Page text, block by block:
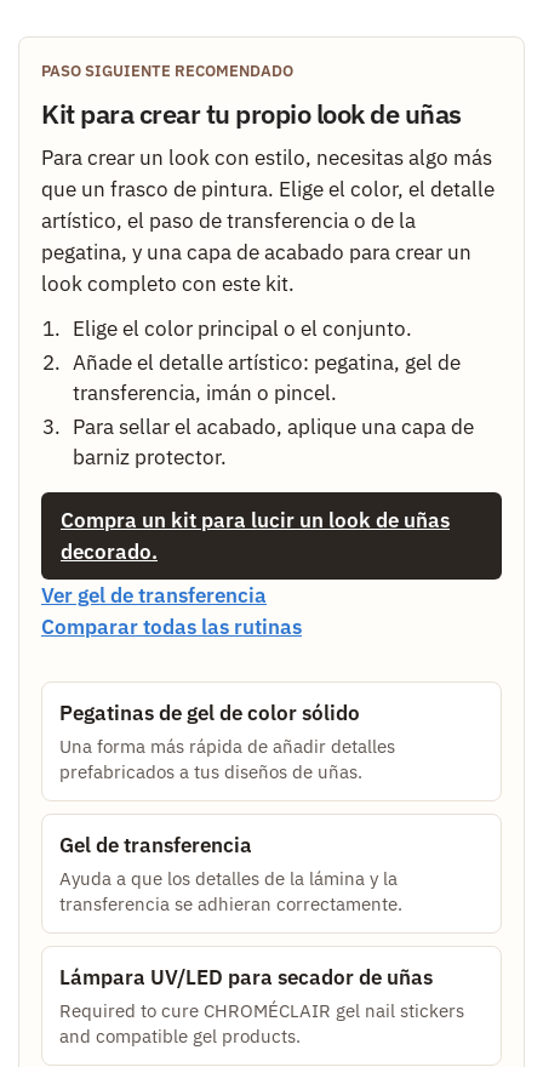
PASO SIGUIENTE RECOMENDADO
Kit para crear tu propio look de uñas
Para crear un look con estilo, necesitas algo más
que un frasco de pintura. Elige el color, el detalle
artístico, el paso de transferencia o de la
pegatina, y una capa de acabado para crear un
look completo con este kit.
Elige el color principal o el conjunto.
Añade el detalle artístico: pegatina, gel de
transferencia, imán o pincel.
Para sellar el acabado, aplique una capa de
barniz protector.
Compra un kit para lucir un look de uñas
decorado.
Ver gel de transferencia
Comparar todas las rutinas
Pegatinas de gel de color sólido
Una forma más rápida de añadir detalles
prefabricados a tus diseños de uñas.
Gel de transferencia
Ayuda a que los detalles de la lámina y la
transferencia se adhieran correctamente.
Lámpara UV/LED para secador de uñas
Required to cure CHROMÉCLAIR gel nail stickers
and compatible gel products.